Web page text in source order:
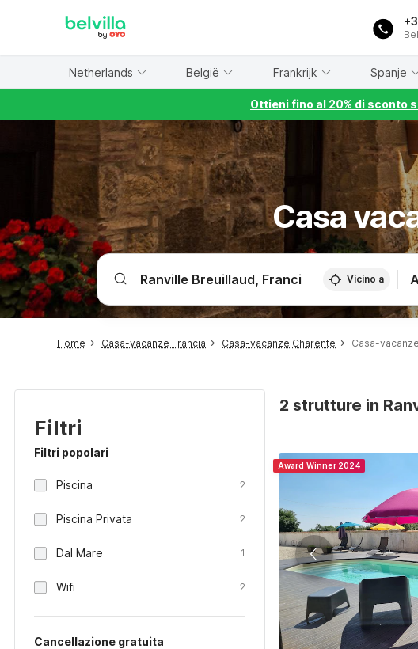
Netherlands België Frankrijk Spanje
Ottieni fino al 20% di sconto
Casa
Vicino a
Home Casa-vacanze Francia Casa-vacanze Charente Casa-
Filtri
Filtri popolari
Piscina 2
Piscina Privata 2
Dal Mare 1
Wifi 2
Cancellazione gratuita
2 strutture in
Award Winner 2024